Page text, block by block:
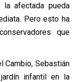
afectada pueda
Pero esto ha
que
Cambio, Sebastián
infantil en la